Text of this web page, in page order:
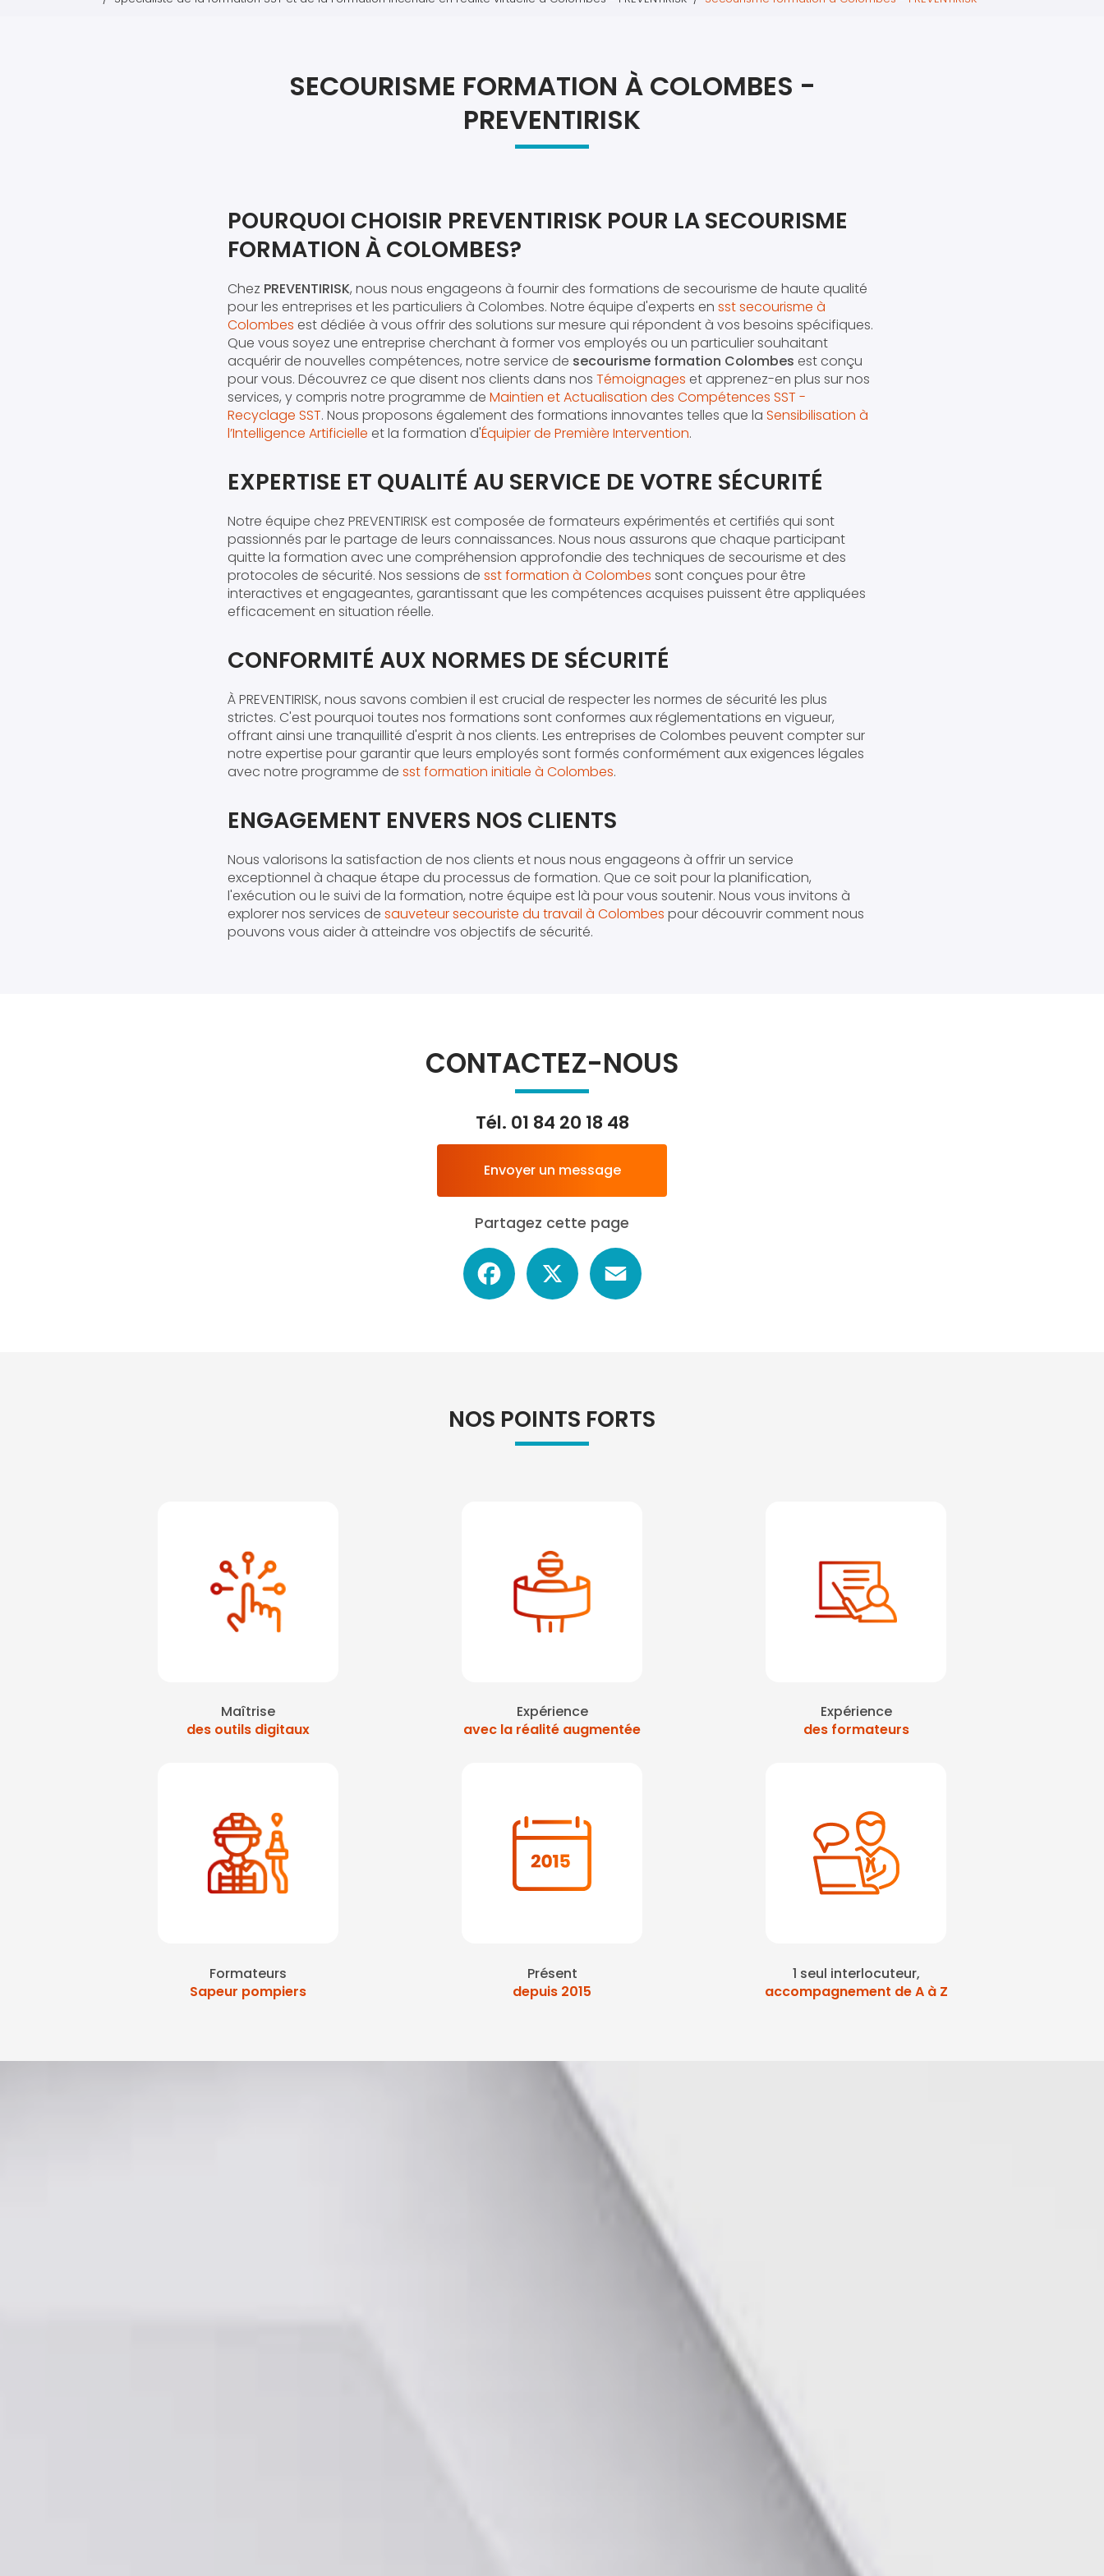
SECOURISME FORMATION À COLOMBES -
PREVENTIRISK
POURQUOI CHOISIR PREVENTIRISK POUR LA SECOURISME
FORMATION À COLOMBES?
Chez PREVENTIRISK, nous nous engageons à fournir des formations de secourisme de haute qualité
pour les entreprises et les particuliers à Colombes. Notre équipe d'experts en sst secourisme à
Colombes est dédiée à vous offrir des solutions sur mesure qui répondent à vos besoins spécifiques.
Que vous soyez une entreprise cherchant à former vos employés ou un particulier souhaitant
acquérir de nouvelles compétences, notre service de secourisme formation Colombes est conçu
pour vous. Découvrez ce que disent nos clients dans nos Témoignages et apprenez-en plus sur nos
services, y compris notre programme de Maintien et Actualisation des Compétences SST -
Recyclage SST. Nous proposons également des formations innovantes telles que la Sensibilisation à
l’Intelligence Artificielle et la formation d'Équipier de Première Intervention.
EXPERTISE ET QUALITÉ AU SERVICE DE VOTRE SÉCURITÉ
Notre équipe chez PREVENTIRISK est composée de formateurs expérimentés et certifiés qui sont
passionnés par le partage de leurs connaissances. Nous nous assurons que chaque participant
quitte la formation avec une compréhension approfondie des techniques de secourisme et des
protocoles de sécurité. Nos sessions de sst formation à Colombes sont conçues pour être
interactives et engageantes, garantissant que les compétences acquises puissent être appliquées
efficacement en situation réelle.
CONFORMITÉ AUX NORMES DE SÉCURITÉ
À PREVENTIRISK, nous savons combien il est crucial de respecter les normes de sécurité les plus
strictes. C'est pourquoi toutes nos formations sont conformes aux réglementations en vigueur,
offrant ainsi une tranquillité d'esprit à nos clients. Les entreprises de Colombes peuvent compter sur
notre expertise pour garantir que leurs employés sont formés conformément aux exigences légales
avec notre programme de sst formation initiale à Colombes.
ENGAGEMENT ENVERS NOS CLIENTS
Nous valorisons la satisfaction de nos clients et nous nous engageons à offrir un service
exceptionnel à chaque étape du processus de formation. Que ce soit pour la planification,
l'exécution ou le suivi de la formation, notre équipe est là pour vous soutenir. Nous vous invitons à
explorer nos services de sauveteur secouriste du travail à Colombes pour découvrir comment nous
pouvons vous aider à atteindre vos objectifs de sécurité.
CONTACTEZ-NOUS
Tél. 01 84 20 18 48
Envoyer un message
Partagez cette page
Facebook
NOS POINTS FORTS
Maîtrise
des outils digitaux
Expérience
avec la réalité augmentée
Expérience
des formateurs
Formateurs
Sapeur pompiers
Présent
depuis 2015
1 seul interlocuteur,
accompagnement de A à Z